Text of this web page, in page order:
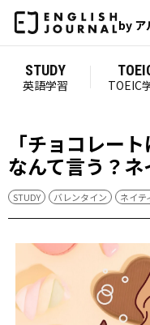
by ア
STUDY
英語学習 TOEIC
「チョコレー
なんて言う？
STUDY バレンタイン ネイテ